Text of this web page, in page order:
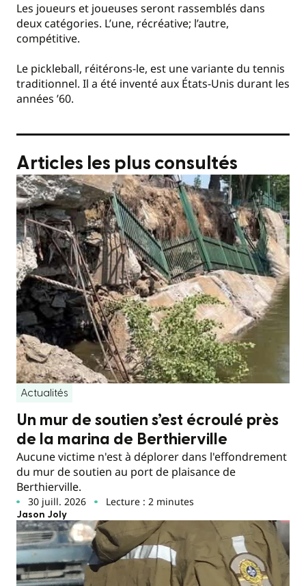
Les joueurs et joueuses seront rassemblés dans
deux catégories. L’une, récréative; l’autre,
compétitive.
Le pickleball, réitérons-le, est une variante du tennis
traditionnel. Il a été inventé aux États-Unis durant les
années ’60.
Articles les plus consultés
Actualités
Un mur de soutien s’est écroulé près
de la marina de Berthierville
Aucune victime n'est à déplorer dans l'effondrement
du mur de soutien au port de plaisance de
Berthierville.
30 juill. 2026 Lecture : 2 minutes
Jason Joly